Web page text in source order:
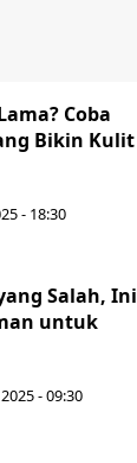
Coba
Bikin Kulit
- 18:30
Salah, Ini
untuk
- 09:30